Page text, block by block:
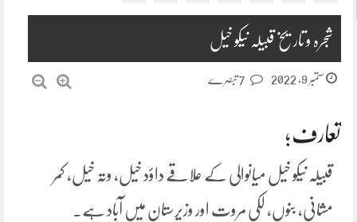
شجرہ و تاریخ قبیلہ نیکو خیل
ستمبر 9, 2022
تعارف؛
قبیلہ نیکو خیل میانوالی کے علاقے داؤد خیل، وتہ خیل، کمر
مشانی، بنوں، لکی مروت اور وزیرستان میں آباد ہے.